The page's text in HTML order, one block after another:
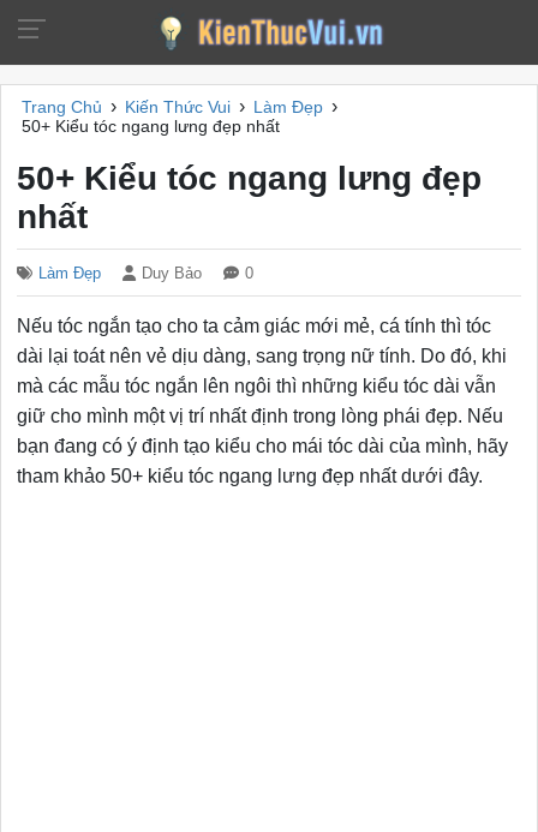
Trang Chủ › Kiến Thức Vui › Làm Đẹp ›
50+ Kiểu tóc ngang lưng đẹp nhất
50+ Kiểu tóc ngang lưng đẹp
nhất
Làm Đẹp Duy Bảo 0
Nếu tóc ngắn tạo cho ta cảm giác mới mẻ, cá tính thì tóc
dài lại toát nên vẻ dịu dàng, sang trọng nữ tính. Do đó, khi
mà các mẫu tóc ngắn lên ngôi thì những kiểu tóc dài vẫn
giữ cho mình một vị trí nhất định trong lòng phái đẹp. Nếu
bạn đang có ý định tạo kiểu cho mái tóc dài của mình, hãy
tham khảo 50+ kiểu tóc ngang lưng đẹp nhất dưới đây.